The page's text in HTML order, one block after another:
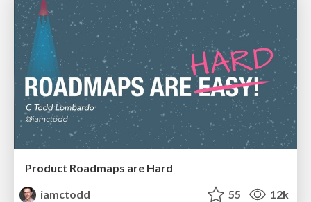
Product Roadmaps are Hard
iamctodd
55 12k